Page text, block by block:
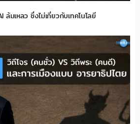
ล้มเหลว ซึ่งไม่เกี่ยวกับเทคโนโลยี